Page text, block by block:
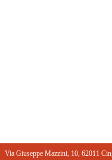
Via Giuseppe Mazzini, 10, 62011